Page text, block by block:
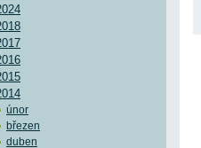
únor
březen
duben